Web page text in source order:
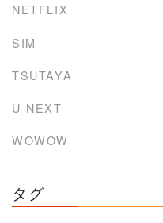
NETFLIX
SIM
TSUTAYA
U-NEXT
WOWOW
タグ